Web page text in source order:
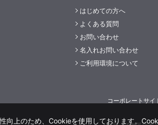
はじめての方へ
よくある質問
お問い合わせ
名入れお問い合わせ
ご利用環境について
コーポレートサイ
向上のため、Cookieを使用しております。